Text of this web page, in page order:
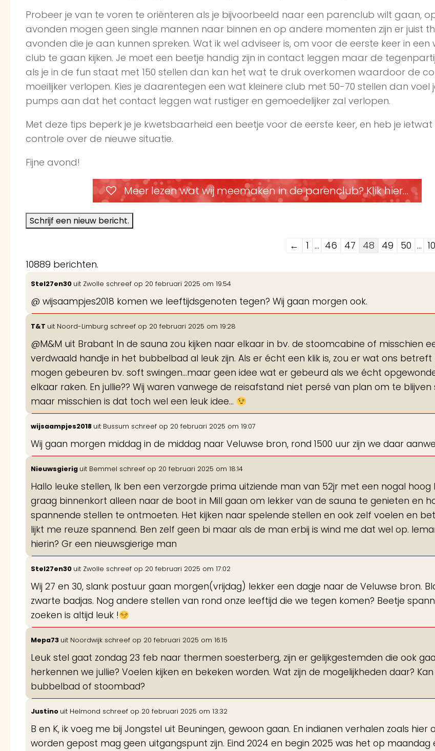
Probeer je van te voren te oriënteren als je bijvoorbeeld naar een parenclub wilt gaan,
avonden mogen geen single mannen naar binnen en op andere momenten zijn er juist
avonden die je aan kunnen spreken. Wat ik wel adviseer is, om voor de eerste keer in een
club te gaan kijken. Je moet een beetje handig zijn in contact leggen maar de
als je in de fun staat met 150 stellen dan kan het wat te druk overkomen waardoor de
moeilijker verlopen. Kies je daarentegen een wat kleinere club met 50-70 stellen dan voel
pumps aan dat het contact leggen wat rustiger en gemoedelijker zal verlopen.
Met deze tips beperk je je kwetsbaarheid een beetje voor de eerste keer, en heb je
controle over de nieuwe situatie.
Fijne avond!
Meer lezen wat wij meemaken in de parenclub? Klik hier…
Navigatie
de
lijst
← 1 ... 46 47 48 49 50 ...
10889 berichten.
Stel27en30 uit Zwolle schreef op 20 februari 2025 om 19:54
@ wijsaampjes2018 komen we leeftijdsgenoten tegen? Wij gaan morgen ook.
T&T uit Noord-Limburg schreef op 20 februari 2025 om 19:28
@M&M uit Brabant In de sauna zou kijken naar elkaar in bv. de stoomcabine of misschien
verdwaald handje in het bubbelbad al leuk zijn. Als er écht een klik is, zou er wat ons
mogen gebeuren bv. soft swingen…maar geen idee wat er gebeurd als we écht
elkaar raken. En jullie?? Wij waren vanwege de reisafstand niet persé van plan om te blijven
maar misschien is dat toch wel een leuk idee…
wijsaampjes2018 uit Bussum schreef op 20 februari 2025 om 19:07
Wij gaan morgen middag in de middag naar Veluwse bron, rond 1500 uur zijn we daar
Nieuwsgierig uit Bemmel schreef op 20 februari 2025 om 18:14
Hallo leuke stellen, Ik ben een verzorgde prima uitziende man van 52jr met een nogal hoog
graag binnenkort alleen naar de boot in Mill gaan om lekker van de sauna te genieten en
spannende stellen te ontmoeten. Het kijken naar spelende stellen en ook zelf voelen en
lijkt me reuze spannend. Ben zelf geen bi maar als de man erbij is wind me dat wel op.
hierin? Gr een nieuwsgierige man
Stel27en30 uit Zwolle schreef op 20 februari 2025 om 17:02
Wij 27 en 30, slank postuur gaan morgen(vrijdag) lekker een dagje naar de Veluwse bron.
zwarte badjas. Nog andere stellen van rond onze leeftijd die we tegen komen? Beetje
zoeken is altijd leuk !
Mepa73 uit Noordwijk schreef op 20 februari 2025 om 16:15
Leuk stel gaat zondag 23 feb naar thermen soesterberg, zijn er gelijkgestemden die ook
herkennen we jullie? Voelen kijken en bekeken worden. Wat zijn de mogelijkheden daar?
bubbelbad of stoombad?
Justino uit Helmond schreef op 20 februari 2025 om 13:32
B en K, ik voeg me bij Jongstel uit Beuningen, gewoon gaan. En indianen verhalen zoals hier
worden gepost mag geen uitgangspunt zijn. Eind 2024 en begin 2025 was het op maandag